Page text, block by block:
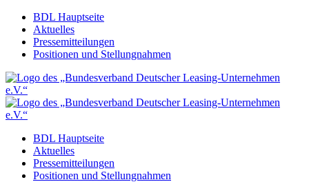
BDL Hauptseite
Aktuelles
Pressemitteilungen
Positionen und Stellungnahmen
BDL Hauptseite
Aktuelles
Pressemitteilungen
Positionen und Stellungnahmen